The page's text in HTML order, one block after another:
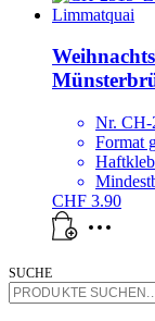
Nr. CH-
Format
CHF 3.90
SUCHE